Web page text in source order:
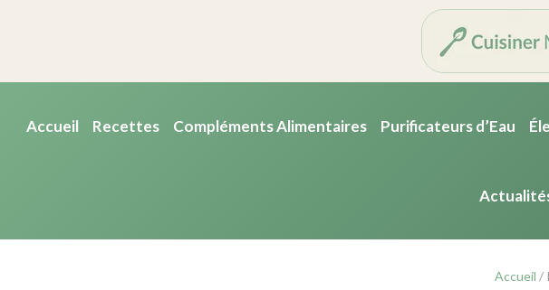
Accueil Recettes Compléments Alimentaires Purificateurs d’Eau
Accueil /